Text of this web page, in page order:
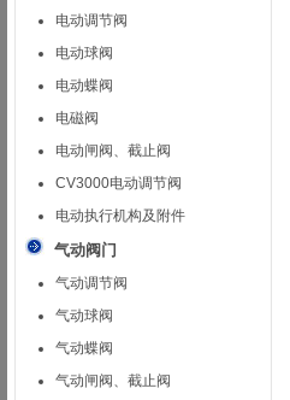
电动调节阀
电动球阀
电动蝶阀
电磁阀
电动闸阀、截止阀
CV3000电动调节阀
电动执行机构及附件
气动阀门
气动调节阀
气动球阀
气动蝶阀
气动闸阀、截止阀